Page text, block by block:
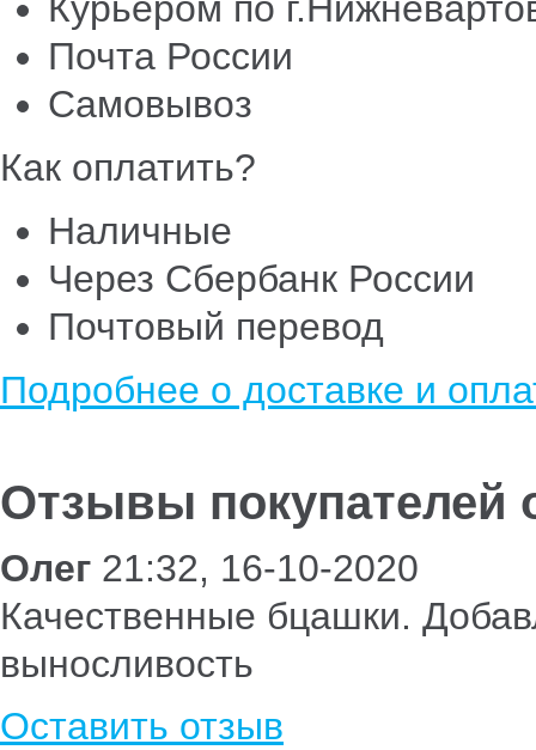
Почта России
Самовывоз
Как оплатить?
Наличные
Через Сбербанк России
Почтовый перевод
Подробнее о доставке и
Отзывы покупателей
Олег 21:32, 16-10-2020
Качественные бцашки.
выносливость
Оставить отзыв